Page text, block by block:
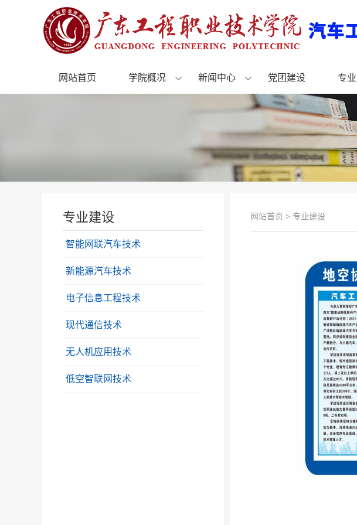
网站首页 学院概况 新闻中心 党团建设 专
专业建设
智能网联汽车技术
新能源汽车技术
电子信息工程技术
现代通信技术
无人机应用技术
低空智联网技术
网站首页 > 专业建设